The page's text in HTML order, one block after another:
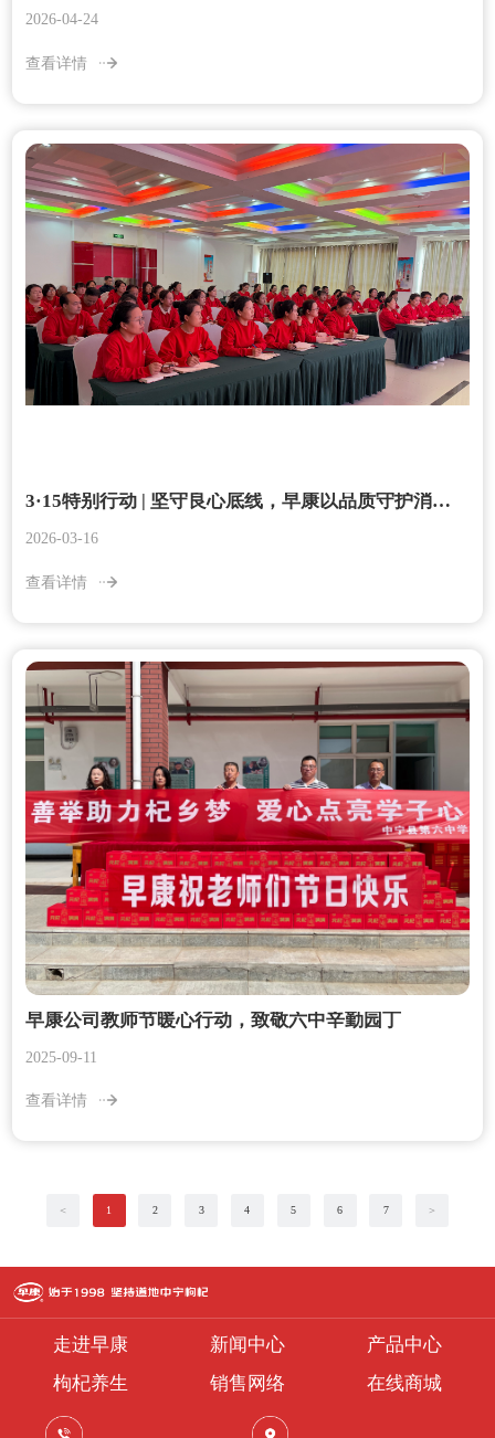
2026-04-24
查看详情
3·15特别行动 | 坚守良心底线，早康以品质守护消费者权益
2026-03-16
查看详情
早康公司教师节暖心行动，致敬六中辛勤园丁
2025-09-11
查看详情
＜ 1 2 3 4 5 6 7 ＞
走进早康 新闻中心
产品中心
枸杞养生
销售网络 在线商城